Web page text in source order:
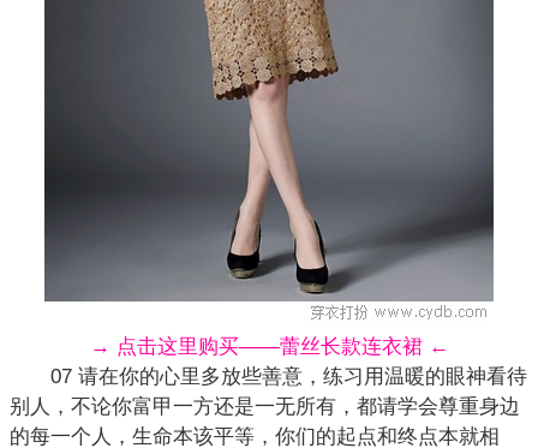
→ 点击这里购买——蕾丝长款连衣裙 ←
07 请在你的心里多放些善意，练习用温暖的眼神看待
别人，不论你富甲一方还是一无所有，都请学会尊重身边
的每一个人，生命本该平等，你们的起点和终点本就相